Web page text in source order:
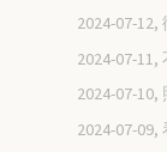
2024-07-
2024-07-
2024-07-
2024-07-